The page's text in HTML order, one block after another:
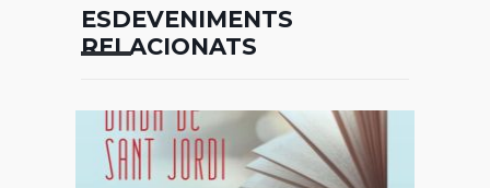
ESDEVENIMENTS
RELACIONATS